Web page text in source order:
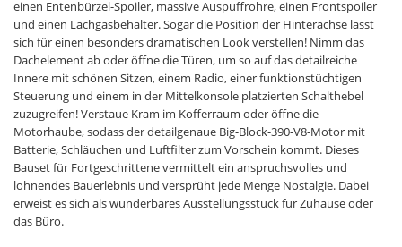
einen Entenbürzel-Spoiler, massive Auspuffrohre, einen Frontspoiler
und einen Lachgasbehälter. Sogar die Position der Hinterachse lässt
sich für einen besonders dramatischen Look verstellen! Nimm das
Dachelement ab oder öffne die Türen, um so auf das detailreiche
Innere mit schönen Sitzen, einem Radio, einer funktionstüchtigen
Steuerung und einem in der Mittelkonsole platzierten Schalthebel
zuzugreifen! Verstaue Kram im Kofferraum oder öffne die
Motorhaube, sodass der detailgenaue Big-Block-390-V8-Motor mit
Batterie, Schläuchen und Luftfilter zum Vorschein kommt. Dieses
Bauset für Fortgeschrittene vermittelt ein anspruchsvolles und
lohnendes Bauerlebnis und versprüht jede Menge Nostalgie. Dabei
erweist es sich als wunderbares Ausstellungsstück für Zuhause oder
das Büro.